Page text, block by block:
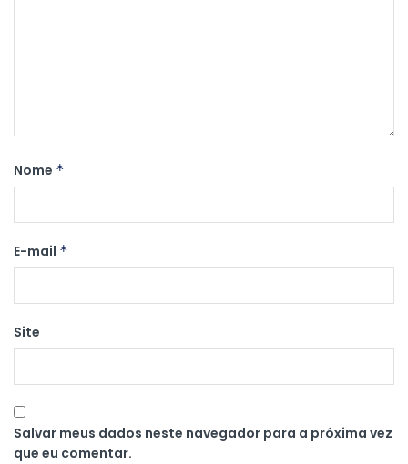
Nome *
E-mail *
Site
Salvar meus dados neste navegador para a próxima vez
que eu comentar.